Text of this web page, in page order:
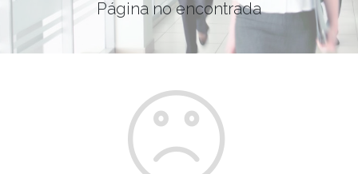
Página no encontrada